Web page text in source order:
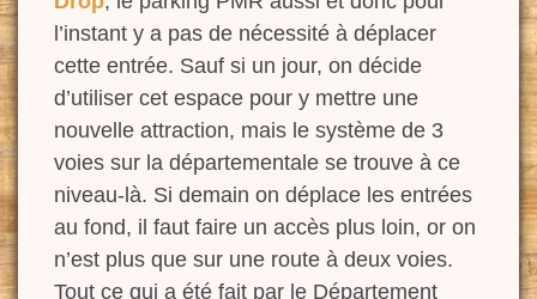
l’instant y a pas de nécessité à déplacer
cette entrée. Sauf si un jour, on décide
d’utiliser cet espace pour y mettre une
nouvelle attraction, mais le système de 3
voies sur la départementale se trouve à ce
niveau-là. Si demain on déplace les entrées
au fond, il faut faire un accès plus loin, or on
n’est plus que sur une route à deux voies.
Tout ce qui a été fait par le Département